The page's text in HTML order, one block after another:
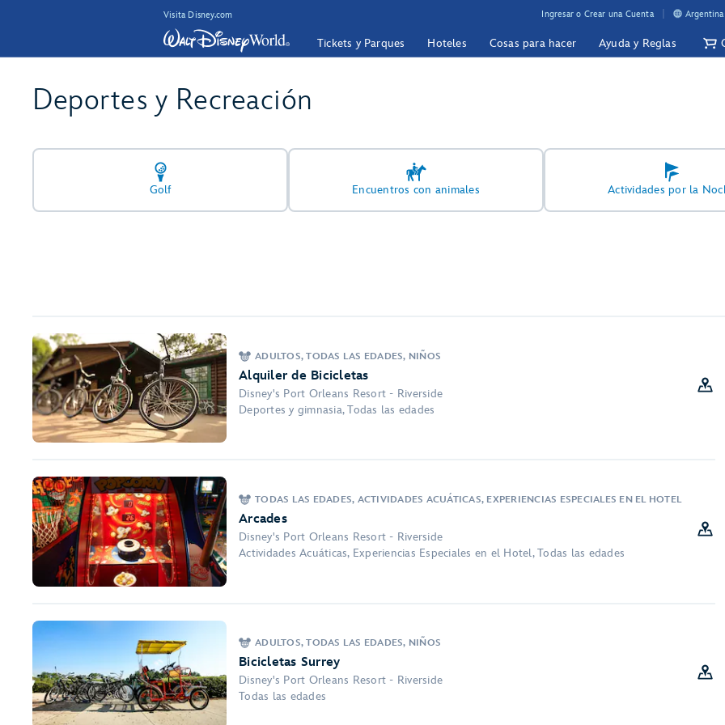
Visita Disney.com Ingresar o Crear una Cuenta Argentina
Tickets y Parques Hoteles Cosas para hacer Ayuda y Reglas
Deportes y Recreación
Golf Encuentros con animales Actividades por la
ADULTOS, TODAS LAS EDADES, NIÑOS
Alquiler de Bicicletas
Disney's Port Orleans Resort - Riverside
Deportes y gimnasia, Todas las edades
TODAS LAS EDADES, ACTIVIDADES ACUÁTICAS, EXPERIENCIAS ESPECIALES EN EL HOTEL
Arcades
Disney's Port Orleans Resort - Riverside
Actividades Acuáticas, Experiencias Especiales en el Hotel, Todas las edades
ADULTOS, TODAS LAS EDADES, NIÑOS
Bicicletas Surrey
Disney's Port Orleans Resort - Riverside
Todas las edades